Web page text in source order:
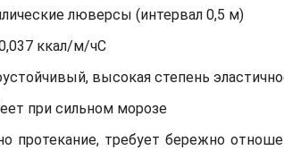
люверсы (интервал 0,5 м)
ккал/м/чС
высокая степень
при сильном морозе
требует бережно